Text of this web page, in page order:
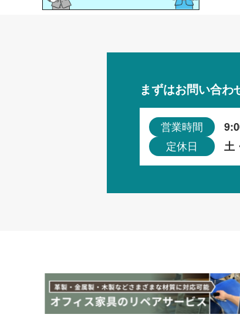
まずはお問い合わ
営業時間
定休日 土